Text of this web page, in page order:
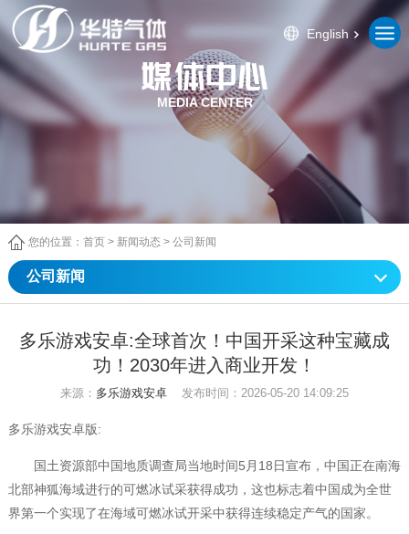
English
MEDIA CENTER
您的位置： 首页> 新闻动态 > 公司新闻
公司新闻
多乐游戏安卓:全球首次！中国开采这种宝藏成
功！2030年进入商业开发！
来源： 多乐游戏安卓 发布时间：2026-05-20 14:09:25
多乐游戏安卓版:
国土资源部中国地质调查局当地时间5月18日宣布，中国正在南海
北部神狐海域进行的可燃冰试采获得成功，这也标志着中国成为全世
界第一个实现了在海域可燃冰试开采中获得连续稳定产气的国家。